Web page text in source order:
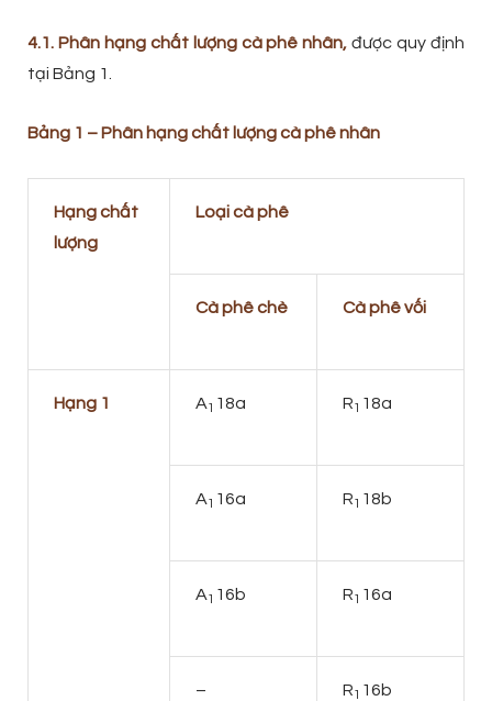
4.1. Phân hạng chất lượng cà phê nhân,được quy định
tại Bảng 1.
Bảng 1 – Phân hạng chất lượng cà phê nhân
Hạng chất
lượng
Loại cà phê
Cà phê chè Cà phê vối
Hạng 1 A1 18a R1 18a
A1 16a R1 18b
A1 16b R1 16a
– R1 16b